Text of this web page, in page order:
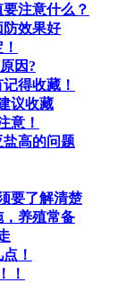
注意什么？
防效果好
因?
得收藏！
议收藏
意！
高的问题
要了解清楚
养殖常备
！
！